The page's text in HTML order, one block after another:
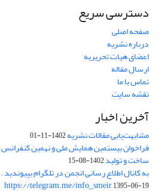
دسترسی سریع
صفحه اصلی
درباره نشریه
اعضای هیات تحریریه
ارسال مقاله
تماس با ما
نقشه سایت
آخرین اخبار
مشابهت‌یابی مقالات نشریه1402-11-01
فراخوان بیستمین همایش ملی و نهمین
ساخت و تولید1402-08-15
به کانال اطلاع رسانی انجمن در تلگرام بپیوندید
https://telegram.me/info_smeir1395-06-19